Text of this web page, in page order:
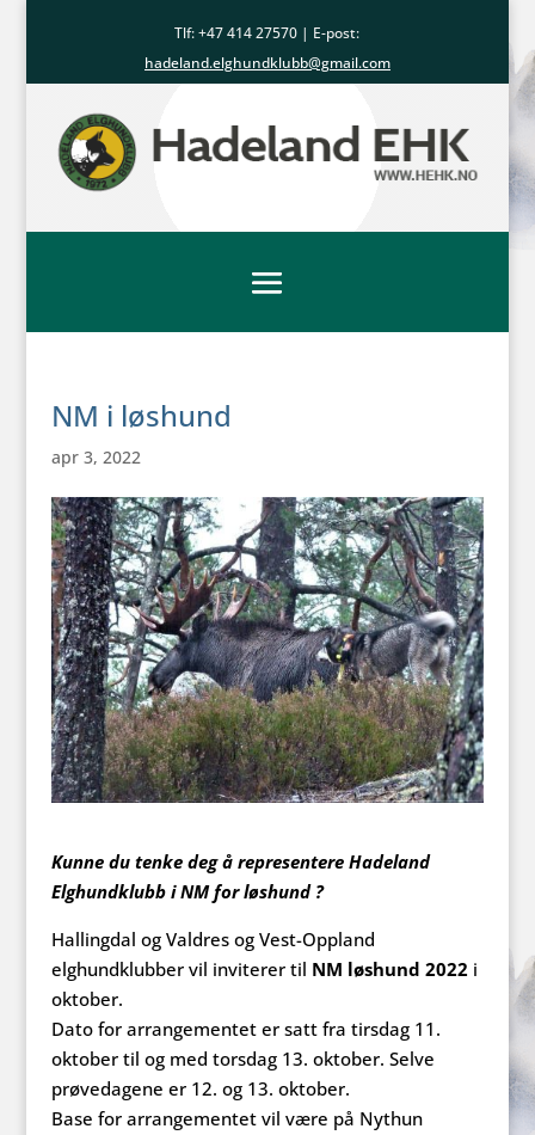
Tlf: +47414 27570 | E-post:
hadeland.elghundklubb@gmail.com
NM i løshund
apr 3, 2022
Kunne du tenke deg å representere Hadeland
Elghundklubb i NM for løshund ?
Hallingdal og Valdres og Vest-Oppland
elghundklubber vil inviterer til NM løshund 2022i
oktober.
Dato for arrangementet er satt fra tirsdag 11.
oktober til og med torsdag 13. oktober. Selve
prøvedagene er 12. og 13. oktober.
Base for arrangementet vil være på Nythun